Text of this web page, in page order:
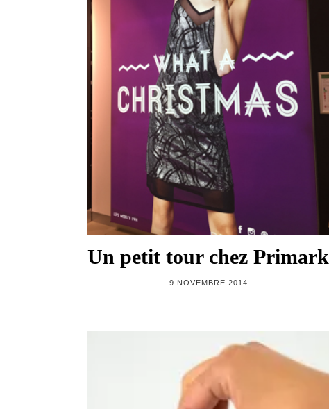
Un petit tour chez Primark
9 NOVEMBRE 2014